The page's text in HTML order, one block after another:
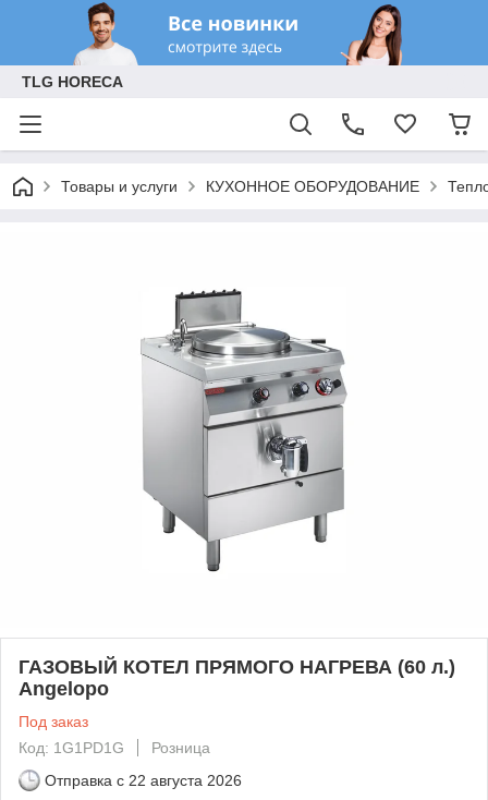
TLG HORECA
Товары и услуги КУХОННОЕ ОБОРУДОВАНИЕ
ГАЗОВЫЙ КОТЕЛ ПРЯМОГО НАГРЕВА (60 л.)
Angelopo
Под заказ
Код: 1G1PD1G
Розница
Отправка с 22 августа 2026